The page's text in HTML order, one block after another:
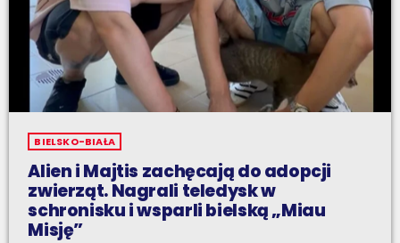
BIELSKO-BIAŁA
Alien i Majtis zachęcają do adopcji
zwierząt. Nagrali teledysk w
schronisku i wsparli bielską „Miau
Misję”